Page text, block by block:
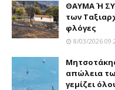
ΘΑΥΜΑ Ή
των
φλόγες
8/03/2026
απώλεια
γεμίζει